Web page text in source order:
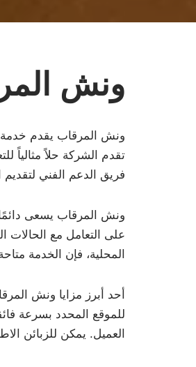
ونش
ونش المرقاب يقدم
تقدم الشركة حلاً مثالياً
فريق الدعم الفني لتقديم
ونش المرقاب يسعى
على التعامل مع
المحلية، فإن الخدمة
للموقع المحدد بسرعة
العميل. يمكن للزبائن